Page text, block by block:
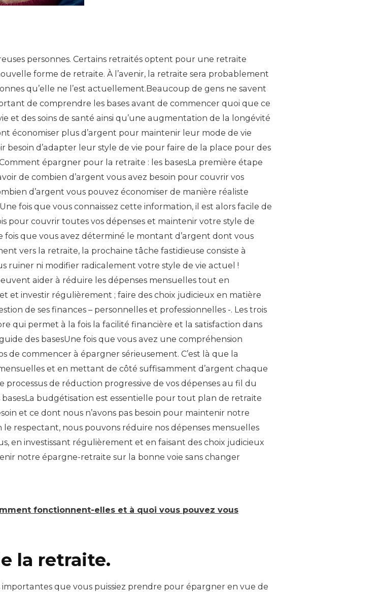
personnes. Certains retraités optent pour une retraite
forme de retraite. À l’avenir, la retraite sera probablement
qu’elle ne l’est actuellement.Beaucoup de gens ne savent
de comprendre les bases avant de commencer quoi que ce
et des soins de santé ainsi qu’une augmentation de la longévité
économiser plus d’argent pour maintenir leur mode de vie
besoin d’adapter leur style de vie pour faire de la place pour des
épargner pour la retraite : les basesLa première étape
de combien d’argent vous avez besoin pour couvrir vos
d’argent vous pouvez économiser de manière réaliste
fois que vous connaissez cette information, il est alors facile de
pour couvrir toutes vos dépenses et maintenir votre style de
que vous avez déterminé le montant d’argent dont vous
vers la retraite, la prochaine tâche fastidieuse consiste à
ruiner ni modifier radicalement votre style de vie actuel !
aider à réduire les dépenses mensuelles tout en
investir régulièrement ; faire des choix judicieux en matière
de ses finances – personnelles et professionnelles -. Les trois
qui permet à la fois la facilité financière et la satisfaction dans
des basesUne fois que vous avez une compréhension
commencer à épargner sérieusement. C’est là que la
et en mettant de côté suffisamment d’argent chaque
de réduction progressive de vos dépenses au fil du
budgétisation est essentielle pour tout plan de retraite
et ce dont nous n’avons pas besoin pour maintenir notre
respectant, nous pouvons réduire nos dépenses mensuelles
en investissant régulièrement et en faisant des choix judicieux
notre épargne-retraite sur la bonne voie sans changer
fonctionnent-elles et à quoi vous pouvez vous
la retraite.
que vous puissiez prendre pour épargner en vue de